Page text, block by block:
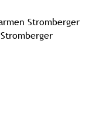
Stromberger